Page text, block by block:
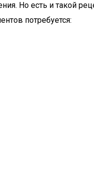
Но есть и такой
потребуется: